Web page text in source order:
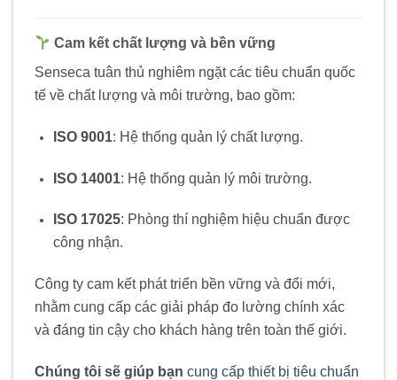
Cam kết chất lượng và bền vững
Senseca tuân thủ nghiêm ngặt các tiêu chuẩn quốc
tế về chất lượng và môi trường, bao gồm:
ISO 9001: Hệ thống quản lý chất lượng.
ISO 14001: Hệ thống quản lý môi trường.
ISO 17025: Phòng thí nghiệm hiệu chuẩn được
công nhận.
Công ty cam kết phát triển bền vững và đổi mới,
nhằm cung cấp các giải pháp đo lường chính xác
và đáng tin cậy cho khách hàng trên toàn thế giới.
Chúng tôi sẽ giúp bạn cung cấp thiết bị tiêu chuẩn